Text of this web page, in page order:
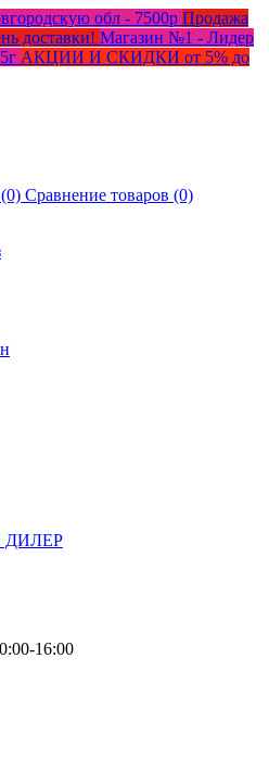
обл - 7500р Продажа
доставки! Магазин №1 - Лидер
АКЦИИ И СКИДКИ от 5% до
Сравнение товаров (0)
16:00